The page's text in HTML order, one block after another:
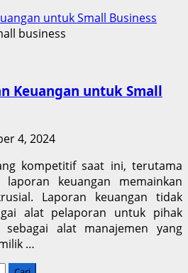
untuk Small Business
Keuangan untuk Small
4, 2024
kompetitif saat ini, terutama
laporan keuangan memainkan
Laporan keuangan tidak
alat pelaporan untuk pihak
alat manajemen yang
…